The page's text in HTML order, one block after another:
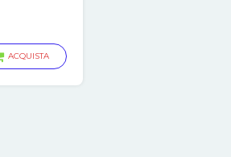
ACQUISTA